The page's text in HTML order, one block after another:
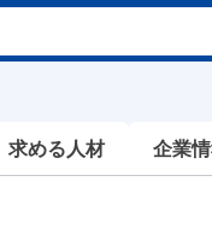
求める人材 企業